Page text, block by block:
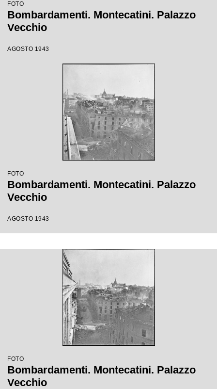
FOTO
Bombardamenti. Montecatini. Palazzo
Vecchio
AGOSTO 1943
FOTO
Bombardamenti. Montecatini. Palazzo
Vecchio
AGOSTO 1943
FOTO
Bombardamenti. Montecatini. Palazzo
Vecchio